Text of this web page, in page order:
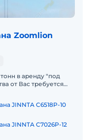
Zoomlion
в аренду "под
от Вас требуется
JINNTA C6518P-10
JINNTA C7026P-12